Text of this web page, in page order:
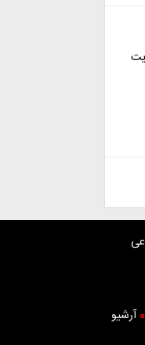
آرشیو